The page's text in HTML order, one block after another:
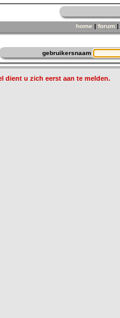
home | forum |
gebruikersnaam
dient u zich eerst aan te melden.